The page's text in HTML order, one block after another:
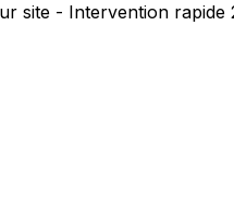
site - Intervention